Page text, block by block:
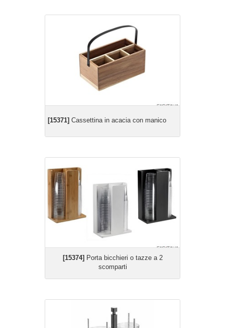
[15371] Cassettina in acacia con manico
[15374] Porta bicchieri o tazze a 2
scomparti